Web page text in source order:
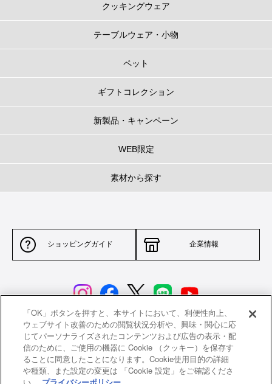
クッキングウェア
テーブルウェア・小物
ペット
ギフトコレクション
新製品・キャンペーン
WEB限定
素材から探す
ショッピングガイド 企業情報
サイトポリシー 特定商取引法に基づく表示
並行輸入品について 個人情報保護方針
「OK」ボタンを押すと、本サイトにおいて、利便性向上、
ウェブサイト改善のための閲覧状況分析や、興味・関心に応
じてパーソナライズされたコンテンツおよび広告の表示・配
信のために、ご使用の機器に Cookie （クッキー）を保存す
ることに同意したことになります。Cookie使用目的の詳細
や種類、また設定の変更は 「Cookie 設定」をご確認くださ